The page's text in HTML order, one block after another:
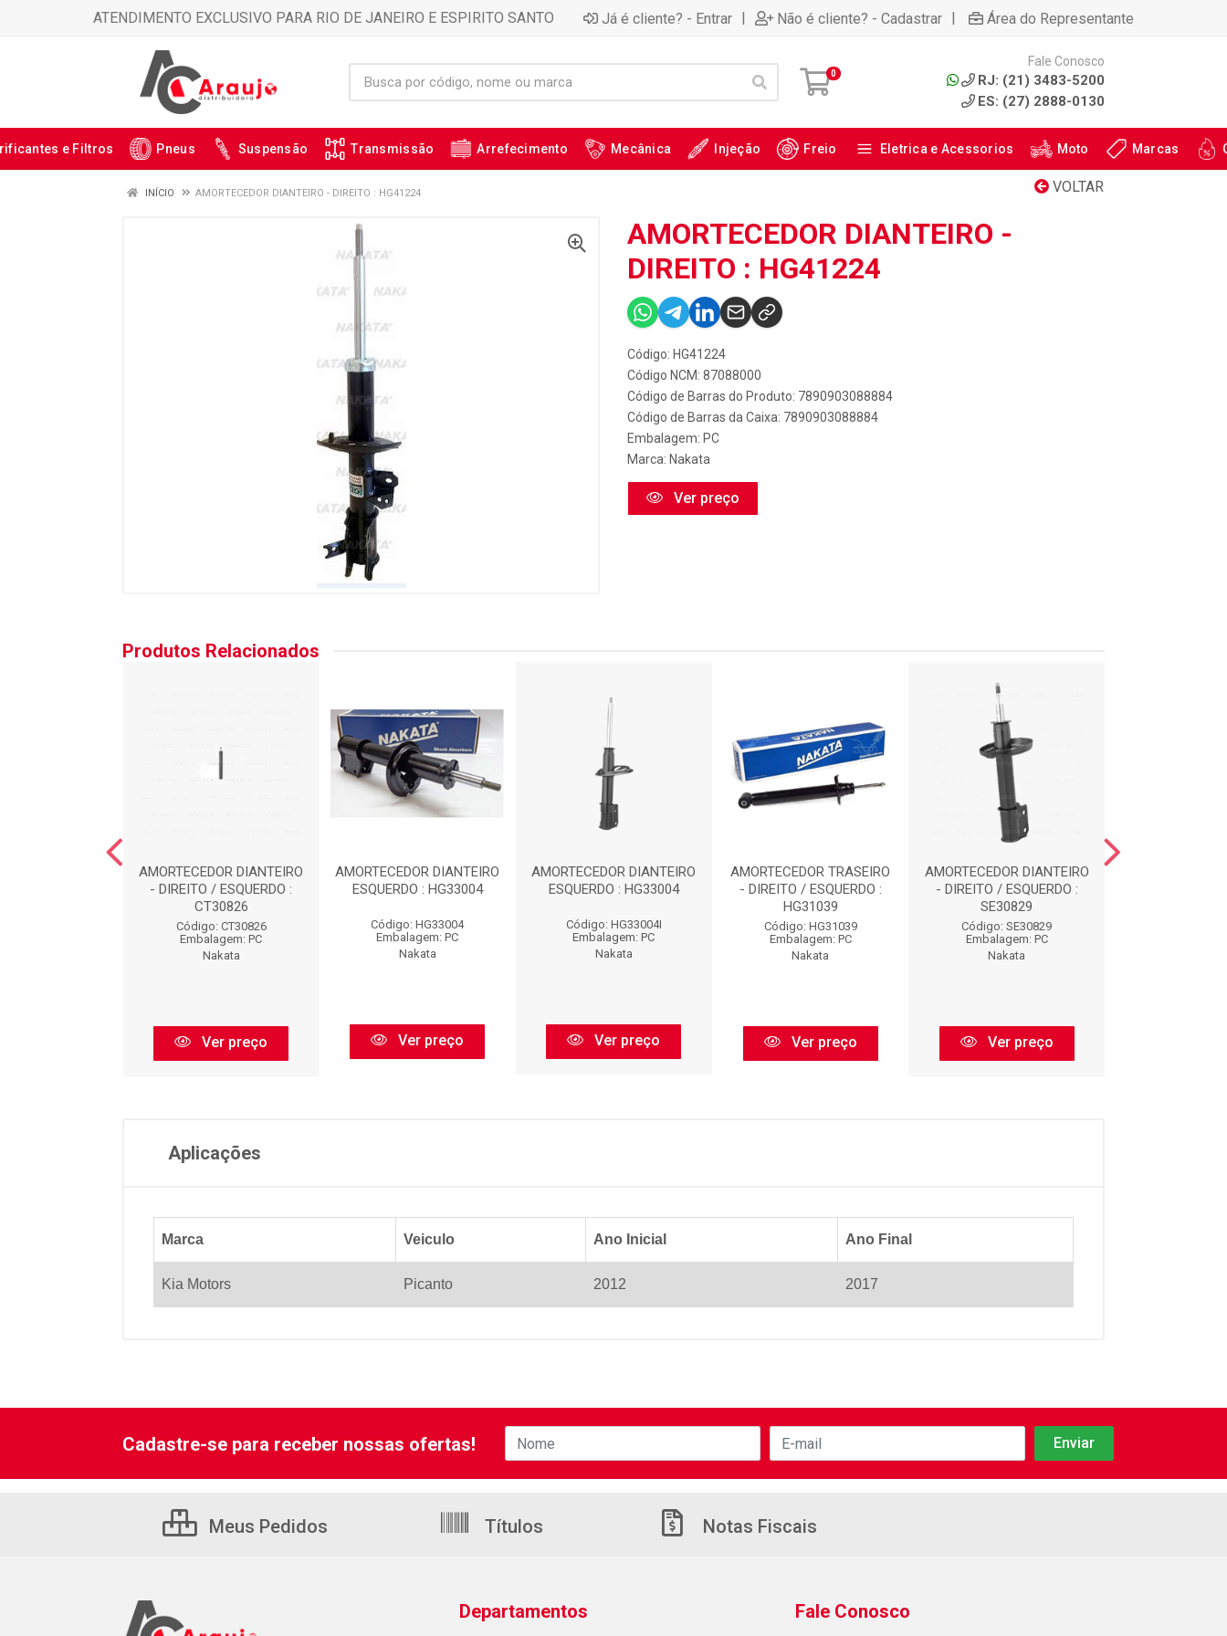
ATENDIMENTO EXCLUSIVO PARA RIO DE JANEIRO E ESPIRITO SANTO Já é cliente? - Entrar | Não é cliente? - Cadastrar | Área do Representante
0
Fale Conosco
RJ: (21) 3483-5200
ES: (27) 2888-0130
e Filtros Pneus Suspensão Transmissão Arrefecimento Mecânica Injeção Freio Eletrica e Acessorios Moto Marcas
VOLTAR
INÍCIO AMORTECEDOR DIANTEIRO - DIREITO : HG41224
AMORTECEDOR DIANTEIRO -
DIREITO : HG41224
Código: HG41224
Código NCM: 87088000
Código de Barras do Produto: 7890903088884
Código de Barras da Caixa: 7890903088884
Embalagem: PC
Marca: Nakata
Ver preço
Produtos Relacionados
AMORTECEDOR DIANTEIRO
- DIREITO / ESQUERDO :
CT30826
Código: CT30826
Embalagem: PC
Nakata
Ver preço
AMORTECEDOR DIANTEIRO
ESQUERDO : HG33004
Código: HG33004
Embalagem: PC
Nakata
Ver preço
AMORTECEDOR DIANTEIRO
ESQUERDO : HG33004
Código: HG33004I
Embalagem: PC
Nakata
Ver preço
AMORTECEDOR TRASEIRO
- DIREITO / ESQUERDO :
HG31039
Código: HG31039
Embalagem: PC
Nakata
Ver preço
AMORTECEDOR DIANTEIRO
- DIREITO / ESQUERDO :
SE30829
Código: SE30829
Embalagem: PC
Nakata
Ver preço
Aplicações
Marca Veiculo Ano Inicial Ano Final
Kia Motors Picanto 2012 2017
Cadastre-se para receber nossas ofertas!
Meus Pedidos Títulos Notas Fiscais
Departamentos Fale Conosco